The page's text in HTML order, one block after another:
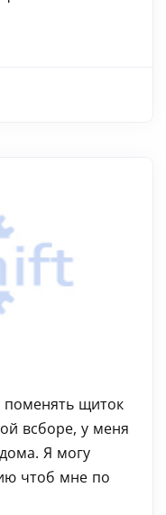
поменять щиток
всборе, у меня
Я могу
чтоб мне по